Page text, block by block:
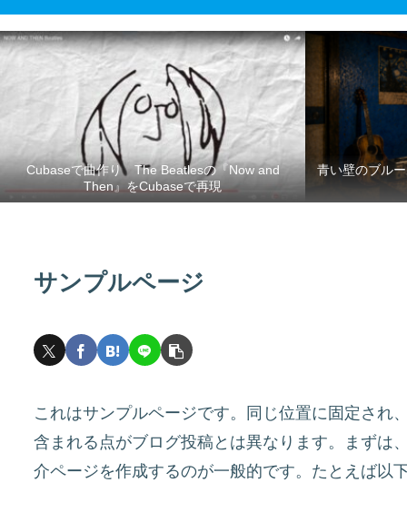
Cubaseで曲作り The Beatlesの『Now and
Then』をCubaseで再現
青い壁のブルース -Blue Wall Blues- 青春
サンプルページ
これはサンプルページです。同じ位置に固定され
含まれる点がブログ投稿とは異なります。まずは
介ページを作成するのが一般的です。たとえば以